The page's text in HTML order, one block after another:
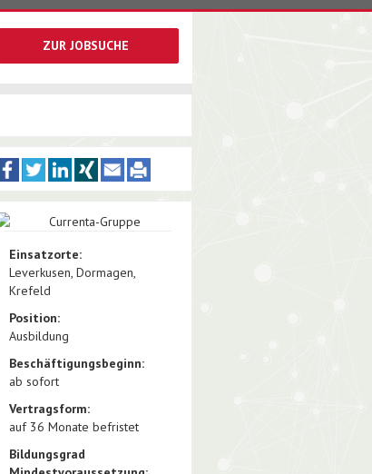
ZUR JOBSUCHE
Einsatzorte:
Leverkusen, Dormagen,
Krefeld
Position:
Ausbildung
Beschäftigungsbeginn:
ab sofort
Vertragsform:
auf 36 Monate befristet
Bildungsgrad